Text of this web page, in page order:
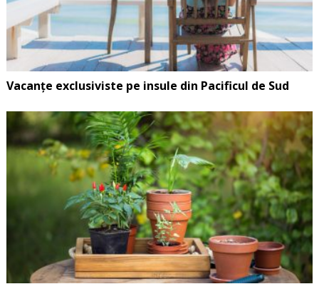
Vacanțe exclusiviste pe insule din Pacificul de Sud